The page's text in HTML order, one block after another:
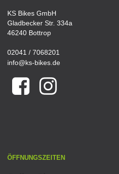
KS Bikes GmbH
Gladbecker Str. 334a
46240 Bottrop
02041 / 7068201
info@ks-bikes.de
ÖFFNUNGSZEITEN